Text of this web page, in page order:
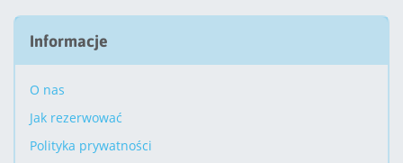
Informacje
O nas
Jak rezerwować
Polityka prywatności